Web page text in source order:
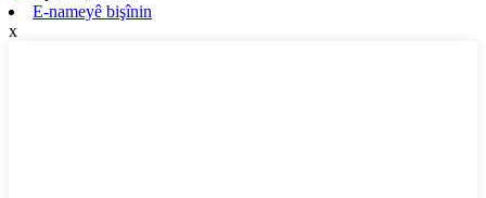
E-nameyê bişînin
x